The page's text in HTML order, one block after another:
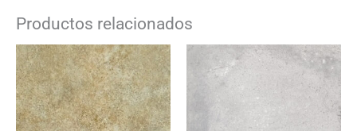
Productos relacionados